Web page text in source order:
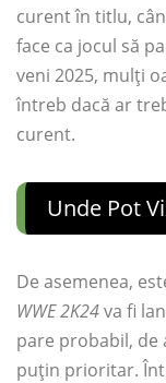
curent în titlu,
face ca jocul să
veni 2025, mulți
întreb dacă ar
curent.
Unde Pot
De asemenea,
WWE 2K24va fi
pare probabil, de
puțin prioritar.